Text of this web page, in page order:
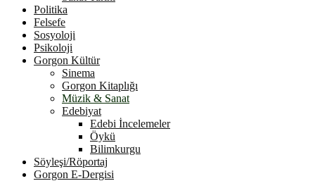
Politika
Felsefe
Sosyoloji
Psikoloji
Gorgon Kültür
Sinema
Gorgon Kitaplığı
Müzik & Sanat
Edebiyat
Edebi İncelemeler
Öykü
Bilimkurgu
Söyleşi/Röportaj
Gorgon E-Dergisi